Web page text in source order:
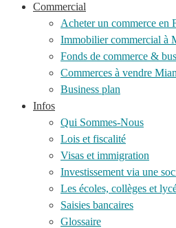
Commercial
Acheter un commerce en
Immobilier commercial à
Fonds de commerce &
Commerces à vendre
Business plan
Infos
Qui Sommes-Nous
Lois et fiscalité
Visas et immigration
Investissement via une
Les écoles, collèges et
Saisies bancaires
Glossaire